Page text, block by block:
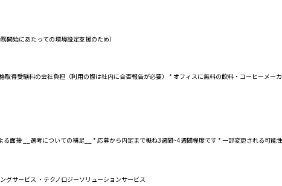
始にあたっての環境設定支援のため）
受験料の会社負担（利用の際は社内に合否報告が必要） * オフィスに無料の飲料・コーヒーメー
面接 __選考についての補足__ * 応募から内定まで概ね3週間~4週間程度です * 一部変更される可能
グサービス ・テクノロジーソリューションサービス